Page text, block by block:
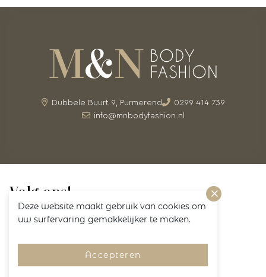
Deze website maakt gebruik van cookies om
uw surfervaring gemakkelijker te maken.
Accepteren
Dubbele Buurt 9, Purmerend
0299 414 739
info@mnbodyfashion.nl
Volg ons!